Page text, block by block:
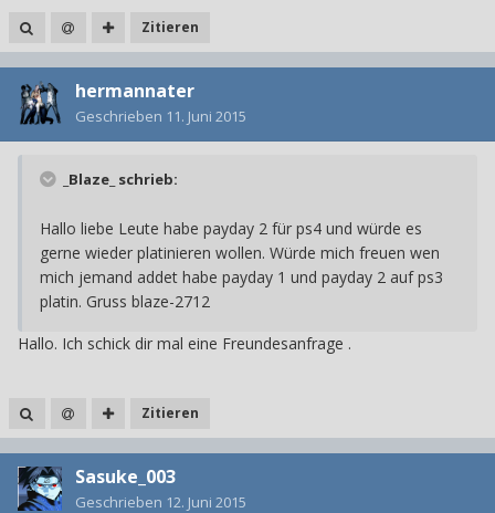
Zitieren
hermannater
Geschrieben 11. Juni 2015
_Blaze_ schrieb:
Hallo liebe Leute habe payday 2 für ps4 und würde es
gerne wieder platinieren wollen. Würde mich freuen wen
mich jemand addet habe payday 1 und payday 2 auf ps3
platin. Gruss blaze-2712
Hallo. Ich schick dir mal eine Freundesanfrage .
Zitieren
Sasuke_003
Geschrieben 12. Juni 2015